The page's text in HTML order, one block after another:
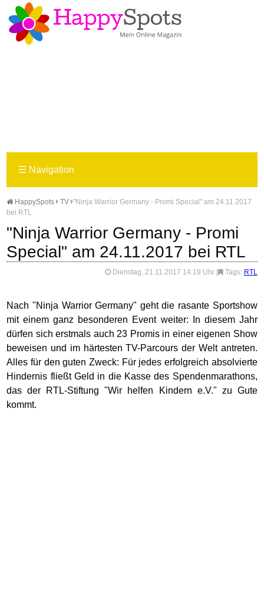
☰ Navigation
HappySpots TV "Ninja Warrior Germany - Promi Special" am 24.11.2017
bei RTL
"Ninja Warrior Germany - Promi
Special" am 24.11.2017 bei RTL
Dienstag, 21.11.2017 14:19 Uhr Tags: RTL
Nach "Ninja Warrior Germany" geht die rasante Sportshow
mit einem ganz besonderen Event weiter: In diesem Jahr
dürfen sich erstmals auch 23 Promis in einer eigenen Show
beweisen und im härtesten TV-Parcours der Welt antreten.
Alles für den guten Zweck: Für jedes erfolgreich absolvierte
Hindernis fließt Geld in die Kasse des Spendenmarathons,
das der RTL-Stiftung "Wir helfen Kindern e.V." zu Gute
kommt.